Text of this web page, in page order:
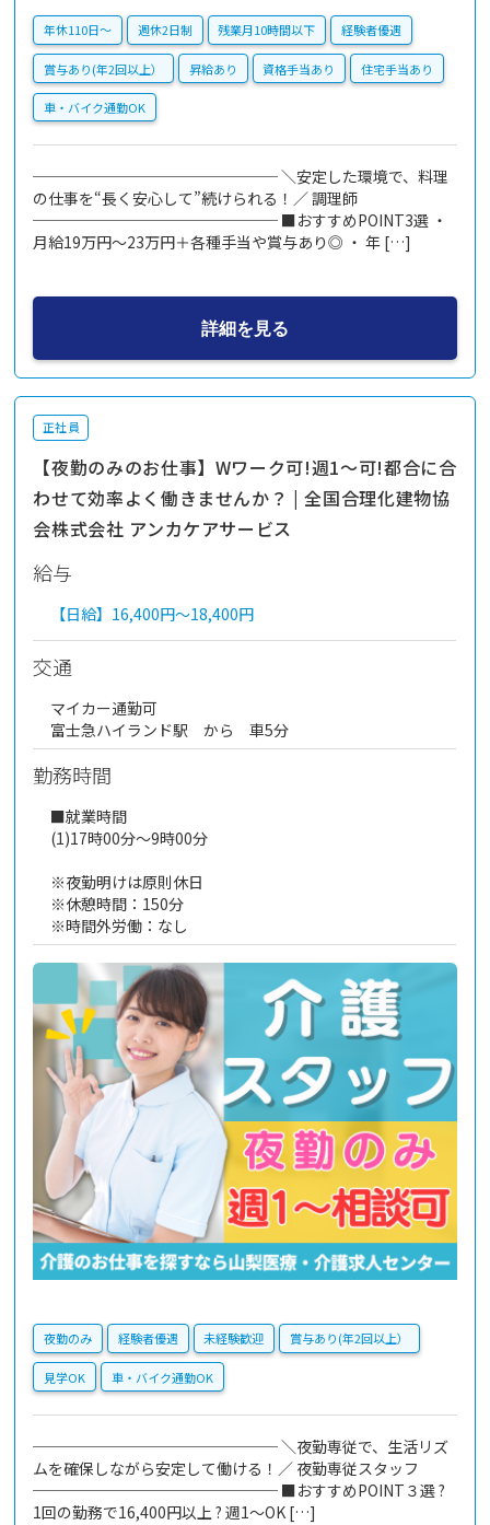
年休110日〜 週休2日制 残業月10時間以下 経験者優遇
賞与あり(年2回以上） 昇給あり 資格手当あり 住宅手当あり
車・バイク通勤OK
──────────────── ＼安定した環境で、料理
の仕事を“長く安心して”続けられる！／ 調理師
──────────────── ■おすすめPOINT3選 ・
月給19万円～23万円＋各種手当や賞与あり◎ ・ 年 […]
詳細を見る
正社員
【夜勤のみのお仕事】Wワーク可!週1～可!都合に合
わせて効率よく働きませんか？ | 全国合理化建物協
会株式会社 アンカケアサービス
給与
【日給】 16,400円～18,400円
交通
マイカー通勤可
富士急ハイランド駅 から 車5分
勤務時間
■就業時間
(1)17時00分～9時00分
※夜勤明けは原則休日
※休憩時間：150分
※時間外労働：なし
夜勤のみ 経験者優遇 未経験歓迎 賞与あり(年2回以上）
見学OK 車・バイク通勤OK
──────────────── ＼夜勤専従で、生活リズ
ムを確保しながら安定して働ける！／ 夜勤専従スタッフ
──────────────── ■おすすめPOINT３選 ?
1回の勤務で16,400円以上 ? 週1～OK […]